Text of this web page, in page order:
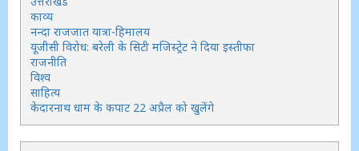
काव्य
नन्दा राजजात यात्रा-हिमालय
यूजीसी विरोध: बरेली के सिटी मजिस्ट्रेट ने दिया इस्तीफा
राजनीति
विश्व
साहित्य
केदारनाथ धाम के कपाट 22 अप्रैल को खुलेंगे